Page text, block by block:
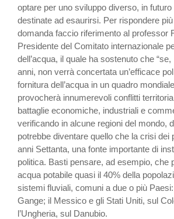
optare per uno sviluppo diverso, in
destinate ad esaurirsi. Per rispondere
domanda faccio riferimento al professor
Presidente del Comitato internazionale
dell’acqua, il quale ha sostenuto che
anni, non verrà concertata un’efficace
fornitura dell’acqua in un quadro
provocherà innumerevoli conflitti
battaglie economiche, industriali e
verificando in alcune regioni del mondo,
potrebbe diventare quello che la crisi dei
anni Settanta, una fonte importante di
politica. Basti pensare, ad esempio, che
acqua potabile quasi il 40% della
sistemi fluviali, comuni a due o più
Gange; il Messico e gli Stati Uniti, sul
l’Ungheria, sul Danubio.